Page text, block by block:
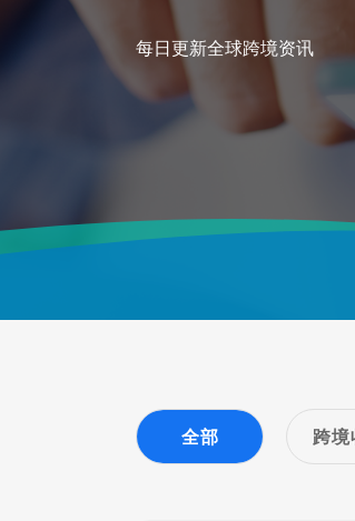
每日更新全球跨境资讯
全部 跨境